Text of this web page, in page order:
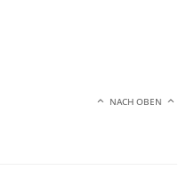
NACH OBEN